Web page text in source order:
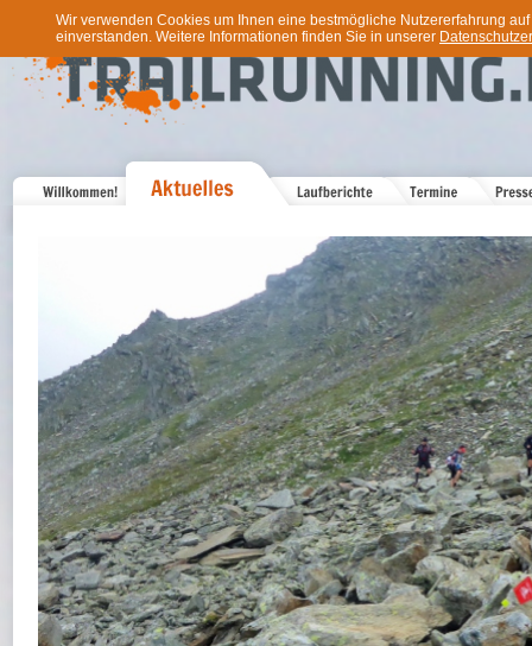
Wir verwenden Cookies um Ihnen eine bestmögliche Nutzererfahrung
einverstanden. Weitere Informationen finden Sie in unserer